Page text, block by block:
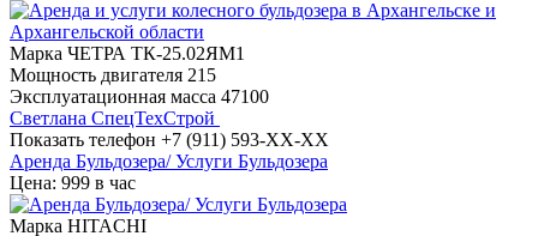
Марка ЧЕТРА ТК-25.02ЯМ1
Мощность двигателя 215
Эксплуатационная масса 47100
Светлана СпецТехСтрой
Показать телефон +7 (911) 593-XX-XX
Аренда Бульдозера/ Услуги Бульдозера
Цена: 999 в час
Марка HITACHI